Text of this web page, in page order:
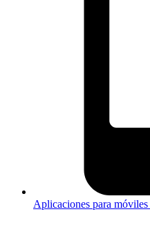
Aplicaciones para móviles